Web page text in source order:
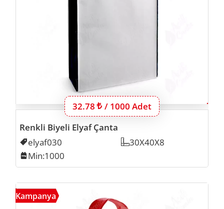
Bu ürünün 1000 adet için fiyatı:
32.78 Lira
/ 1000 Adet
Renkli Biyeli Elyaf Çanta
Kodu
elyaf030 Ölçü
30X40X8
Min. İmalat
Min:1000
Kampanya